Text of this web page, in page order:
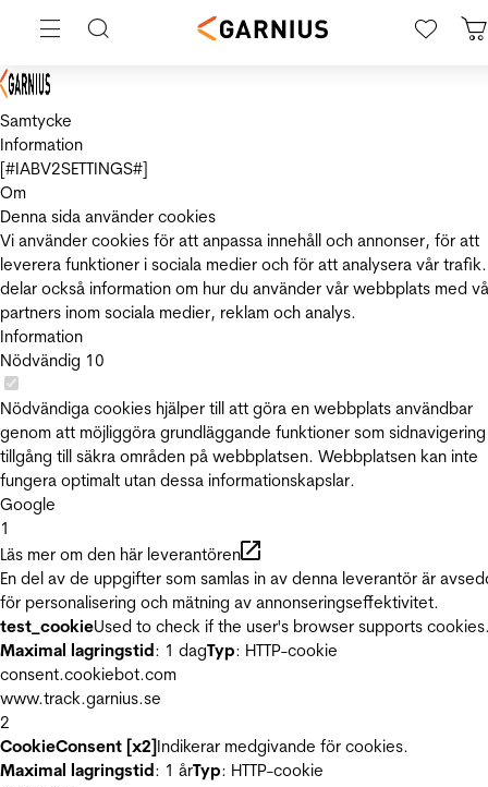
Samtycke
Information
[#IABV2SETTINGS#]
Om
Denna sida använder cookies
Vi använder cookies för att anpassa innehåll och annonser, för att
leverera funktioner i sociala medier och för att analysera vår
delar också information om hur du använder vår webbplats med
partners inom sociala medier, reklam och analys.
Information
Nödvändig 10
Nödvändiga cookies hjälper till att göra en webbplats användbar
genom att möjliggöra grundläggande funktioner som
tillgång till säkra områden på webbplatsen. Webbplatsen kan inte
fungera optimalt utan dessa informationskapslar.
Google
1
Läs mer om den här leverantören
En del av de uppgifter som samlas in av denna leverantör är
för personalisering och mätning av annonseringseffektivitet.
test_cookieUsed to check if the user's browser supports
Maximal lagringstid: 1 dagTyp: HTTP-cookie
consent.cookiebot.com
www.track.garnius.se
2
CookieConsent [x2]Indikerar medgivande för cookies.
Maximal lagringstid: 1 årTyp: HTTP-cookie